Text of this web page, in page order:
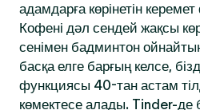
адамдарға көрінетін
Кофені дәл сендей жақсы
сенімен бадминтон
басқа елге барғың келсе,
функциясы 40-тан астам
көмектесе алады. Tinder-де